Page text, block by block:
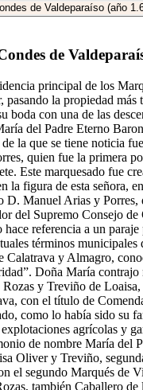
de
principal de los
la propiedad más
boda con una de las
del Padre Eterno
la que se tiene noticia
quien fue la primera
Este marquesado fue
la figura de esta señora,
D. Manuel Arias y Porres,
del Supremo Consejo
hace referencia a un
términos municipales
Calatrava y Almagro,
Doña María
y Treviño de
con el título de
como lo había sido su
agrícolas y
de nombre María del
Oliver y Treviño,
el segundo Marqués de
también Caballero de